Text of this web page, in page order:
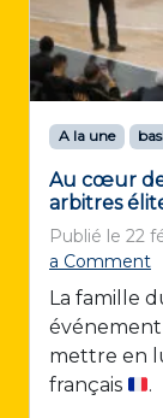
A la une
Au cœur de
arbitres
Publié le 22
a Comment
La famille
événement
mettre en
français
.